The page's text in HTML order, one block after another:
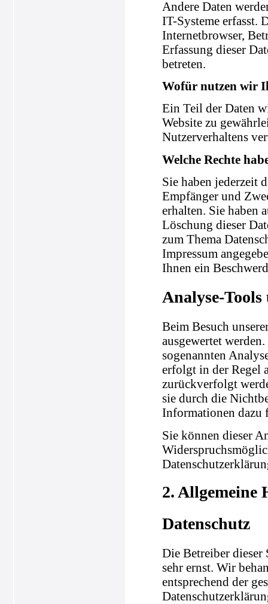
Andere Daten
IT-Systeme erfasst.
Internetbrowser,
Erfassung dieser
betreten.
Wofür nutzen wir
Ein Teil der Daten
Website zu
Nutzerverhaltens
Welche Rechte
Sie haben jederzeit
Empfänger und
erhalten. Sie haben
Löschung dieser
zum Thema
Impressum
Ihnen ein
Analyse-
Beim Besuch
ausgewertet
sogenannten
erfolgt in der Regel
zurückverfolgt
sie durch die
Informationen dazu
Sie können dieser
2. Allgemeine
Datenschutz
Die Betreiber dieser
sehr ernst. Wir
entsprechend der